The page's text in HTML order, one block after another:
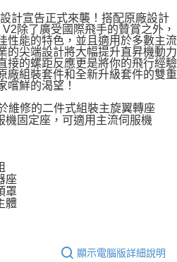
計宣告正式來襲！搭配原廠設計
除了廣受國際飛手的贊賞之外，
性能的特色，並且適用於多數主流
的尖端設計將大幅提升直昇機動力
接的螺距反應更是將你的飛行經驗
廠組裝套件和全新升級套件的雙重
嚐鮮的渴望！
維修的二件式組裝主旋翼轉座
機固定座，可適用主流伺服機
座
罩
體
顯示電腦版詳細說明